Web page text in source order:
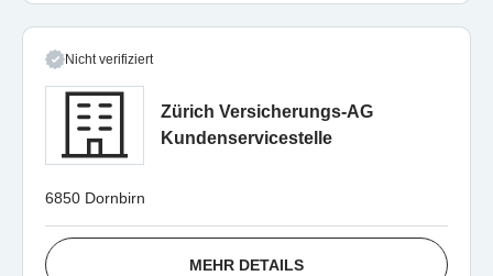
Nicht verifiziert
Zürich Versicherungs-AG
Kundenservicestelle
6850 Dornbirn
MEHR DETAILS